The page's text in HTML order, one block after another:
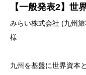
【一般発表2】世
みらい株式会社 (九州
様
九州を基盤に世界資本